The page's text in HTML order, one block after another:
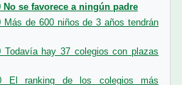
No se favorece a ningún padre
Más de 600 niños de 3 años tendrán
Todavía hay 37 colegios con plazas
El ranking de los colegios más